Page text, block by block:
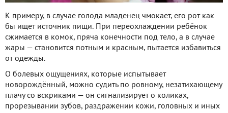
К примеру, в случае голода младенец чмокает, его рот как
бы ищет источник пищи. При переохлаждении ребёнок
сжимается в комок, пряча конечности под тело, а в случае
жары — становится потным и красным, пытается избавиться
от одежды.
О болевых ощущениях, которые испытывает
новорождённый, можно судить по ровному, незатихающему
плачу со вскриками — он сигнализирует о коликах,
прорезывании зубов, раздражении кожи, головных и иных